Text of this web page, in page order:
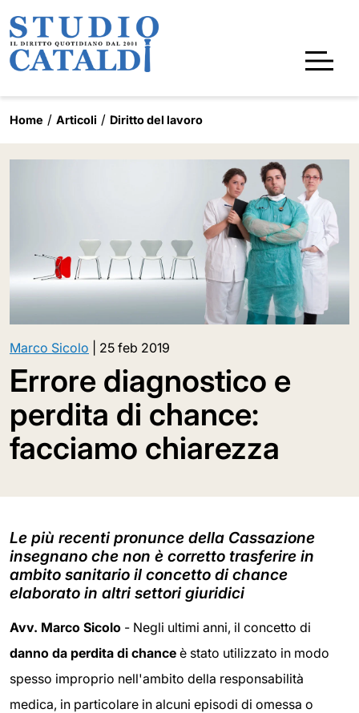
Home Articoli Diritto del lavoro
Marco Sicolo 25 feb 2019
Errore diagnostico e
perdita di chance:
facciamo chiarezza
Le più recenti pronunce della Cassazione
insegnano che non è corretto trasferire in
ambito sanitario il concetto di chance
elaborato in altri settori giuridici
Avv. Marco Sicolo - Negli ultimi anni, il concetto di
danno da perdita di chance è stato utilizzato in modo
spesso improprio nell'ambito della responsabilità
medica, in particolare in alcuni episodi di omessa o